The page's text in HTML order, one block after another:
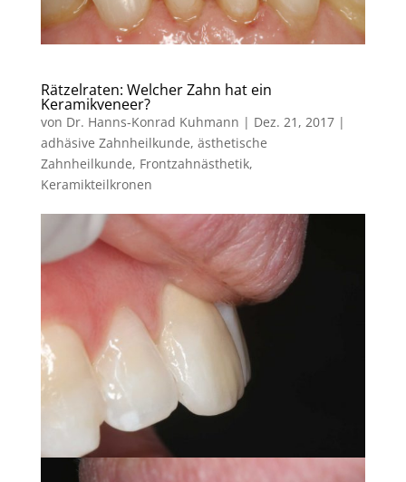
Rätzelraten: Welcher Zahn hat ein
Keramikveneer?
von Dr. Hanns-Konrad Kuhmann | Dez. 21, 2017|
adhäsive Zahnheilkunde, ästhetische
Zahnheilkunde, Frontzahnästhetik,
Keramikteilkronen